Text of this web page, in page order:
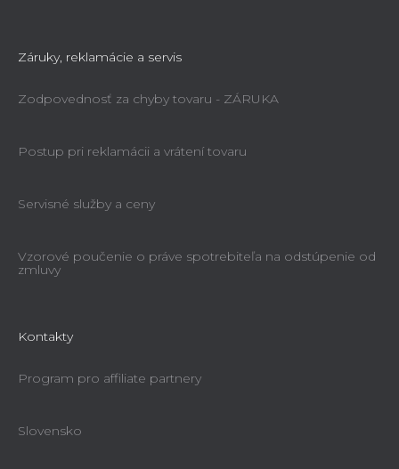
Záruky, reklamácie a servis
Zodpovednosť za chyby tovaru - ZÁRUKA
Postup pri reklamácii a vrátení tovaru
Servisné služby a ceny
Vzorové poučenie o práve spotrebiteľa na odstúpenie od
zmluvy
Kontakty
Program pro affiliate partnery
Slovensko